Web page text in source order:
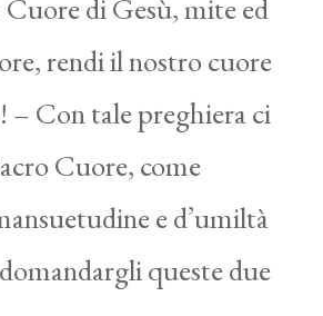
Cuore di Gesù, mite ed
rendi il nostro cuore
– Con tale preghiera ci
Cuore, come
e d’umiltà
queste due